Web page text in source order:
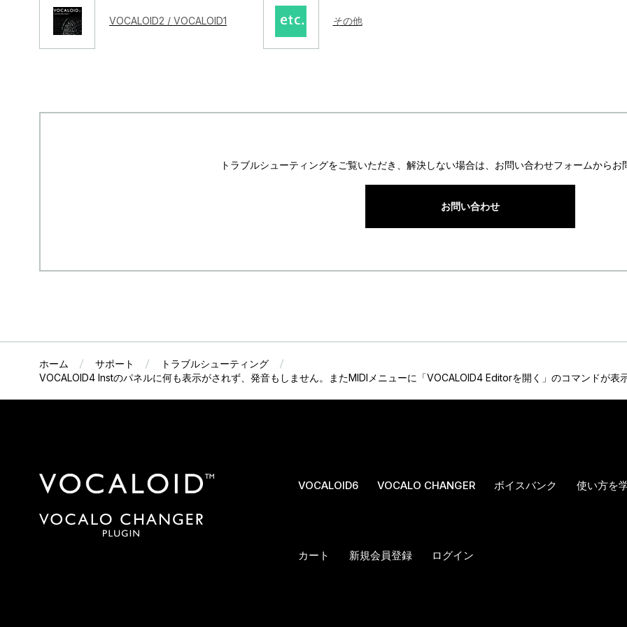
VOCALOID2 / VOCALOID1 その他
トラブルシューティングをご覧いただき、解決しない場合は、お問い合わせフォームからお
お問い合わせ
ホーム サポート
トラブルシューティング
VOCALOID4 Instのパネルに何も表示がされず、発音もしません。またMIDIメニューに「VOCALOID4 Editorを開く」のコマンドが表
VOCALOID6 VOCALO CHANGER ボイスバンク 使い方を
カート 新規会員登録 ログイン